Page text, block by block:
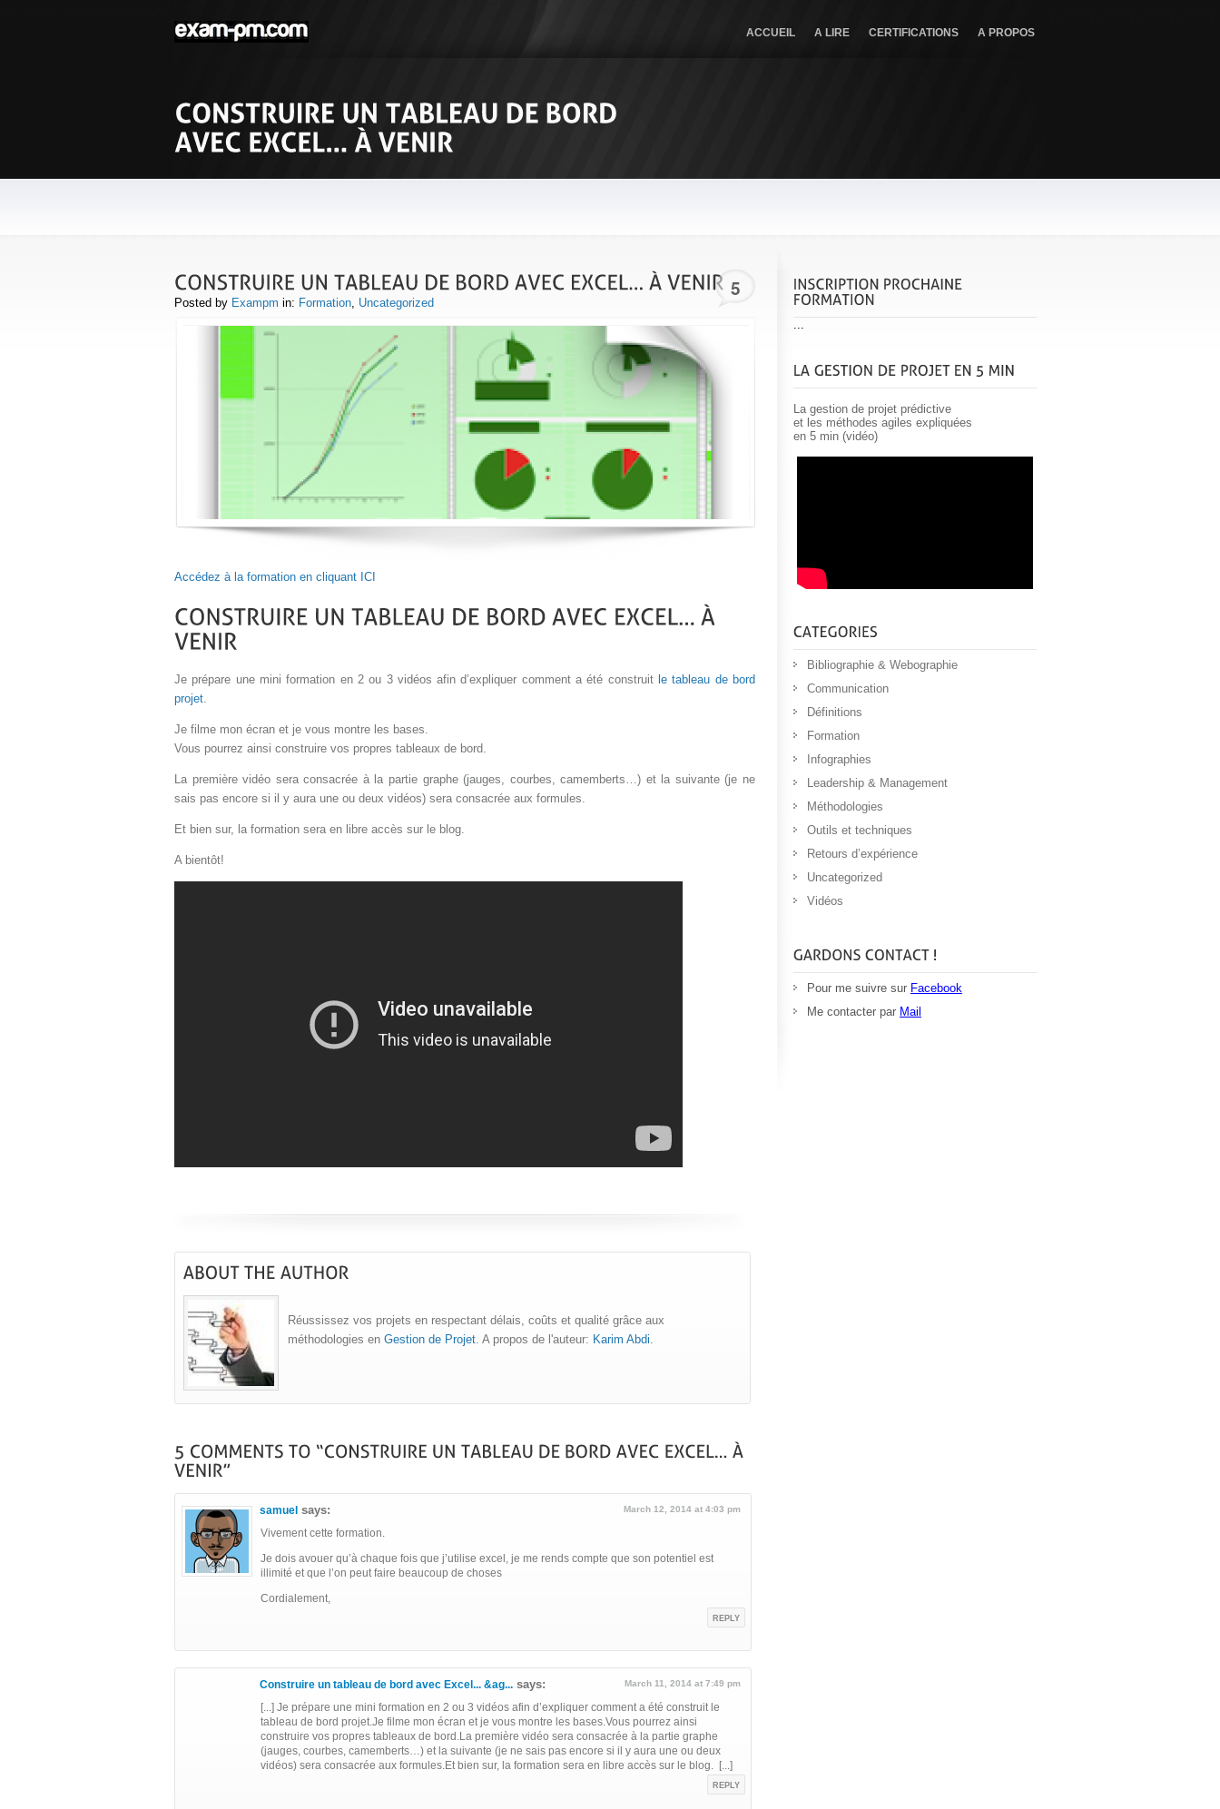
ACCUEIL A LIRE CERTIFICATIONS A PROPOS
Posted by Exampm in: Formation, Uncategorized
Accédez à la formation en cliquant ICI
Je prépare une mini formation en 2 ou 3 vidéos afin d’expliquer comment a été construit le tableau de bord
projet.
Je filme mon écran et je vous montre les bases.
Vous pourrez ainsi construire vos propres tableaux de bord.
La première vidéo sera consacrée à la partie graphe (jauges, courbes, camemberts…) et la suivante (je ne
sais pas encore si il y aura une ou deux vidéos) sera consacrée aux formules.
Et bien sur, la formation sera en libre accès sur le blog.
A bientôt!
5
Réussissez vos projets en respectant délais, coûts et qualité grâce aux
méthodologies en Gestion de Projet . A propos de l'auteur: Karim Abdi
samuel says: March 12, 2014 at 4:03 pm
Vivement cette formation.
Je dois avouer qu’à chaque fois que j’utilise excel, je me rends compte que son potentiel est
illimité et que l’on peut faire beaucoup de choses
Cordialement,
REPLY
Construire un tableau de bord avec Excel... &ag... says: March 11, 2014 at 7:49 pm
[...] Je prépare une mini formation en 2 ou 3 vidéos afin d’expliquer comment a été construit le
tableau de bord projet.Je filme mon écran et je vous montre les bases.Vous pourrez ainsi
construire vos propres tableaux de bord.La première vidéo sera consacrée à la partie graphe
(jauges, courbes, camemberts…) et la suivante (je ne sais pas encore si il y aura une ou deux
vidéos) sera consacrée aux formules.Et bien sur, la formation sera en libre accès sur le blog. [...]
REPLY
La gestion de projet prédictive
et les méthodes agiles expliquées
en 5 min (vidéo)
Bibliographie & Webographie
Communication
Définitions
Formation
Infographies
Leadership & Management
Méthodologies
Outils et techniques
Retours d’expérience
Uncategorized
Vidéos
Pour me suivre sur Facebook
Me contacter par Mail